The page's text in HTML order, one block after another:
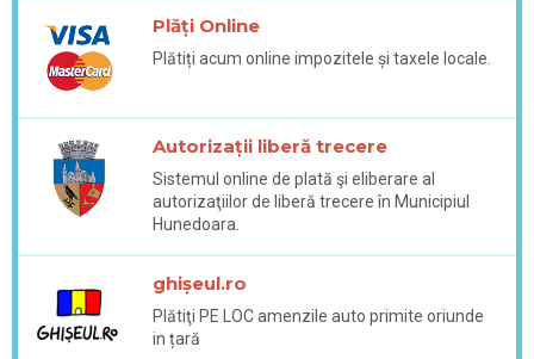
Plăți Online
Plătiți acum online impozitele și taxele locale.
Autorizații liberă trecere
Sistemul online de plată şi eliberare al
autorizaţiilor de liberă trecere în Municipiul
Hunedoara.
ghișeul.ro
Plătiţi PE LOC amenzile auto primite oriunde
in țară